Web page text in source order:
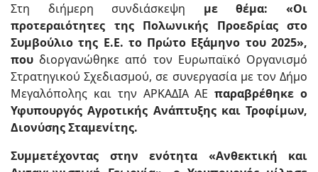
Στη διήμερη συνδιάσκεψη με θέμα: «Οι
προτεραιότητες της Πολωνικής Προεδρίας στο
Συμβούλιο της Ε.Ε. το Πρώτο Εξάμηνο του 2025»,
που διοργανώθηκε από τον Ευρωπαϊκό Οργανισμό
Στρατηγικού Σχεδιασμού, σε συνεργασία με τον Δήμο
Μεγαλόπολης και την ΑΡΚΑΔΙΑ ΑΕπαραβρέθηκε ο
Υφυπουργός Αγροτικής Ανάπτυξης και Τροφίμων,
Διονύσης Σταμενίτης.
Συμμετέχοντας στην ενότητα «Ανθεκτική και